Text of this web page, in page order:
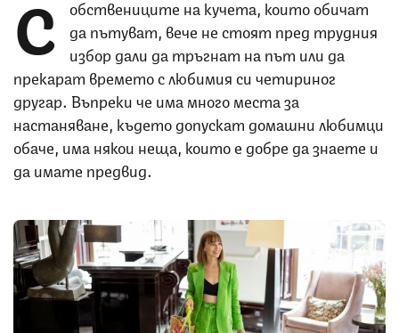
С
обствениците на кучета, които обичат
да пътуват, вече не стоят пред трудния
избор дали да тръгнат на път или да
прекарат времето с любимия си четириног
другар. Въпреки че има много места за
настаняване, където допускат домашни любимци
обаче, има някои неща, които е добре да знаете и
да имате предвид.